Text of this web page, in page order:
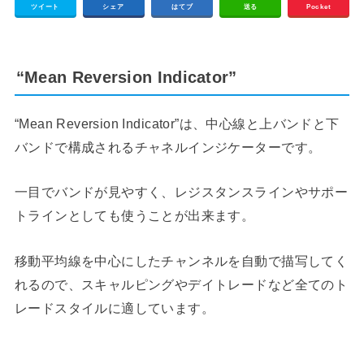
ツイート シェア はてブ 送る Pocket
“Mean Reversion Indicator”
“Mean Reversion Indicator”は、中心線と上バンドと下
バンドで構成されるチャネルインジケーターです。
一目でバンドが見やすく、レジスタンスラインやサポー
トラインとしても使うことが出来ます。
移動平均線を中心にしたチャンネルを自動で描写してく
れるので、スキャルピングやデイトレードなど全てのト
レードスタイルに適しています。